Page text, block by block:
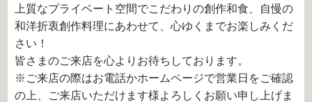
上質なプライベート空間でこだわりの創作和食、自慢の
和洋折衷創作料理にあわせて、心ゆくまでお楽しみくだ
さい！
皆さまのご来店を心よりお待ちしております。
※ご来店の際はお電話かホームページで営業日をご確認
の上、ご来店いただけます様よろしくお願い申し上げま